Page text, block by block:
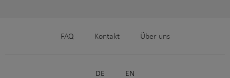
DE EN
FAQ Kontakt Über uns